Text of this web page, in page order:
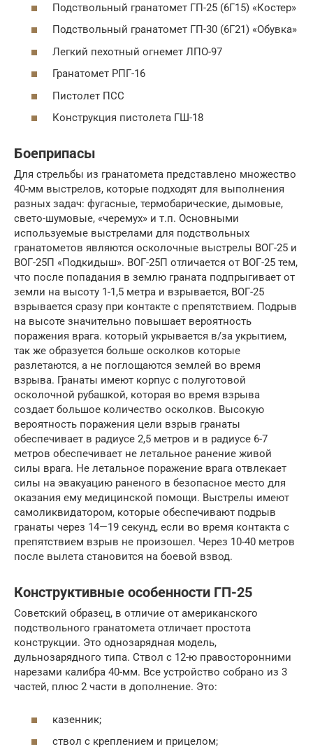
Подствольный гранатомет ГП-25 (6Г15) «Костер»
Подствольный гранатомет ГП-30 (6Г21) «Обувка»
Легкий пехотный огнемет ЛПО-97
Гранатомет РПГ-16
Пистолет ПСС
Конструкция пистолета ГШ-18
Боеприпасы
Для стрельбы из гранатомета представлено множество
40-мм выстрелов, которые подходят для выполнения
разных задач: фугасные, термобарические, дымовые,
свето-шумовые, «черемух» и т.п. Основными
используемые выстрелами для подствольных
гранатометов являются осколочные выстрелы ВОГ-25 и
ВОГ-25П «Подкидыш». ВОГ-25П отличается от ВОГ-25 тем,
что после попадания в землю граната подпрыгивает от
земли на высоту 1-1,5 метра и взрывается, ВОГ-25
взрывается сразу при контакте с препятствием. Подрыв
на высоте значительно повышает вероятность
поражения врага. который укрывается в/за укрытием,
так же образуется больше осколков которые
разлетаются, а не поглощаются землей во время
взрыва. Гранаты имеют корпус с полуготовой
осколочной рубашкой, которая во время взрыва
создает большое количество осколков. Высокую
вероятность поражения цели взрыв гранаты
обеспечивает в радиусе 2,5 метров и в радиусе 6-7
метров обеспечивает не летальное ранение живой
силы врага. Не летальное поражение врага отвлекает
силы на эвакуацию раненого в безопасное место для
оказания ему медицинской помощи. Выстрелы имеют
самоликвидатором, которые обеспечивают подрыв
гранаты через 14—19 секунд, если во время контакта с
препятствием взрыв не произошел. Через 10-40 метров
после вылета становится на боевой взвод.
Конструктивные особенности ГП-25
Советский образец, в отличие от американского
подствольного гранатомета отличает простота
конструкции. Это однозарядная модель,
дульнозарядного типа. Ствол с 12-ю правосторонними
нарезами калибра 40-мм. Все устройство собрано из 3
частей, плюс 2 части в дополнение. Это:
казенник;
ствол с креплением и прицелом;